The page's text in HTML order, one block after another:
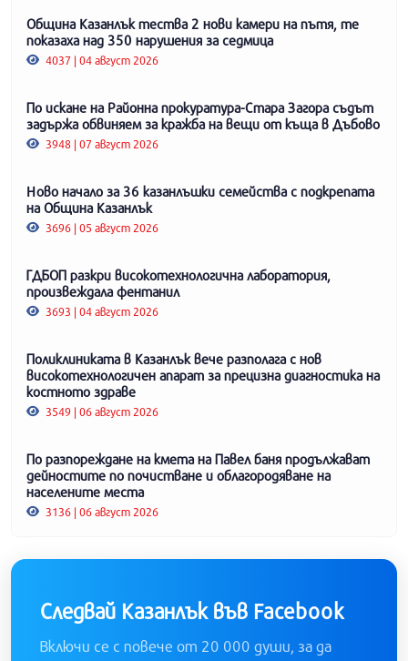
Община Казанлък тества 2 нови камери на пътя, те
показаха над 350 нарушения за седмица
4037 | 04 август 2026
По искане на Районна прокуратура-Стара Загора съдът
задържа обвиняем за кражба на вещи от къща в Дъбово
3948 | 07 август 2026
Ново начало за 36 казанлъшки семейства с подкрепата
на Община Казанлък
3696 | 05 август 2026
ГДБОП разкри високотехнологична лаборатория,
произвеждала фентанил
3693 | 04 август 2026
Поликлиниката в Казанлък вече разполага с нов
високотехнологичен апарат за прецизна диагностика на
костното здраве
3549 | 06 август 2026
По разпореждане на кмета на Павел баня продължават
дейностите по почистване и облагородяване на
населените места
3136 | 06 август 2026
Следвай Казанлък във Facebook
Включи се с повече от 20 000 души, за да